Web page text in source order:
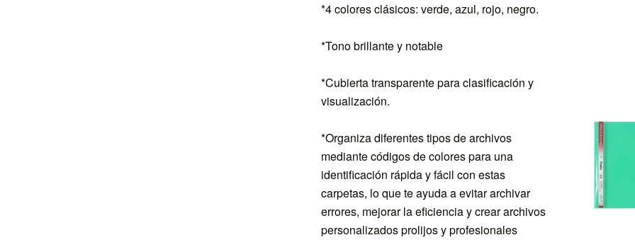
*4 colores clásicos: verde, azul, rojo, negro.
*Tono brillante y notable
*Cubierta transparente para clasificación y
visualización.
*Organiza diferentes tipos de archivos
mediante códigos de colores para una
identificación rápida y fácil con estas
carpetas, lo que te ayuda a evitararchivar
errores, mejorar la eficiencia y crear archivos
personalizados prolijos y profesionales